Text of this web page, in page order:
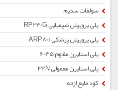
سولفات سدیم
پلی پروپیلن شیمیایی RP240G
پلی پروپیلن پزشکی ARP801
پلی استایرن مقاوم 6045
پلی استایرن معمولی 32N
کود مایع ازته